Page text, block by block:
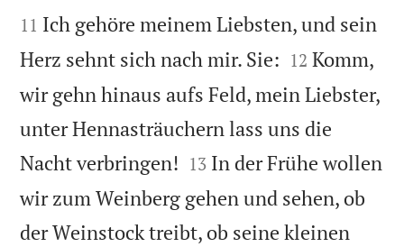


11 Ich gehöre meinem Liebsten, und sein
Herz sehnt sich nach mir. Sie: 

12 Komm,
wir gehn hinaus aufs Feld, mein Liebster,
unter Hennasträuchern lass uns die
Nacht verbringen! 

13 In der Frühe wollen
wir zum Weinberg gehen und sehen, ob
der Weinstock treibt, ob seine kleinen